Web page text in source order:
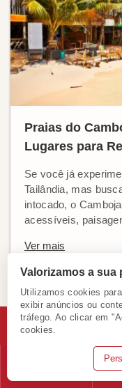
Praias do
Lugares para
Se você já
Tailândia, mas
intocado, o
acessíveis,
Ver mais
Por
Valorizamos a sua
Utilizamos cookies
exibir anúncios ou
tráfego. Ao clicar em
cookies.